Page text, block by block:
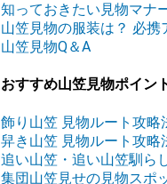
知っておきたい見物マナ
山笠見物の服装は？ 必携
山笠見物Q＆A
おすすめ山笠見物ポイン
飾り山笠 見物ルート攻略
舁き山笠 見物ルート攻略
追い山笠・追い山笠馴ら
集団山笠見せの見物スポ